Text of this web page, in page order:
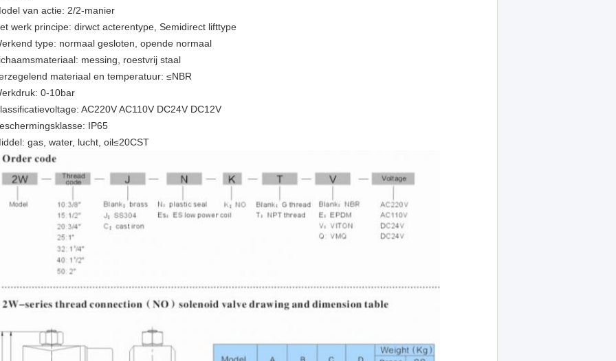
van actie: 2/2-manier
werk principe: dirwct acterentype, Semidirect lifttype
type: normaal gesloten, opende normaal
messing, roestvrij staal
materiaal en temperatuur: ≤NBR
0-10bar
AC220V AC110V DC24V DC12V
IP65
gas, water, lucht, oil≤20CST